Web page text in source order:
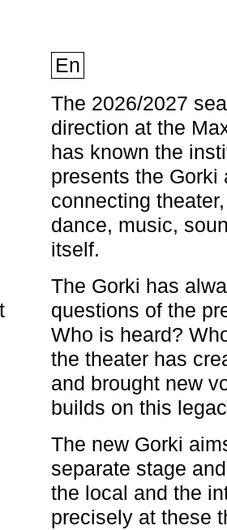
En
The 2026/2027
direction at the
has known the
presents the
connecting
dance, music,
itself.
The Gorki has
questions of the
Who is heard?
the theater has
and brought new
builds on this
The new Gorki
separate stage
the local and the
precisely at these